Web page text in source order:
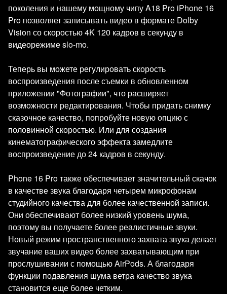
поколения и нашему мощному чипу A18 Pro iPhone 16
Pro позволяет записывать видео в формате Dolby
Vision со скоростью 4K 120 кадров в секунду в
видеорежиме slo-mo.
Теперь вы можете регулировать скорость
воспроизведения после съемки в обновленном
приложении "Фотографии", что расширяет
возможности редактирования. Чтобы придать снимку
сказочное качество, попробуйте новую опцию с
половинной скоростью. Или для создания
кинематографического эффекта замедлите
воспроизведение до 24 кадров в секунду.
Phone 16 Pro также обеспечивает значительный скачок
в качестве звука благодаря четырем микрофонам
студийного качества для более качественной записи.
Они обеспечивают более низкий уровень шума,
поэтому вы получаете более реалистичные звуки.
Новый режим пространственного захвата звука делает
звучание ваших видео более захватывающим при
прослушивании с помощью AirPods. А благодаря
функции подавления шума ветра качество звука
становится еще более четким.